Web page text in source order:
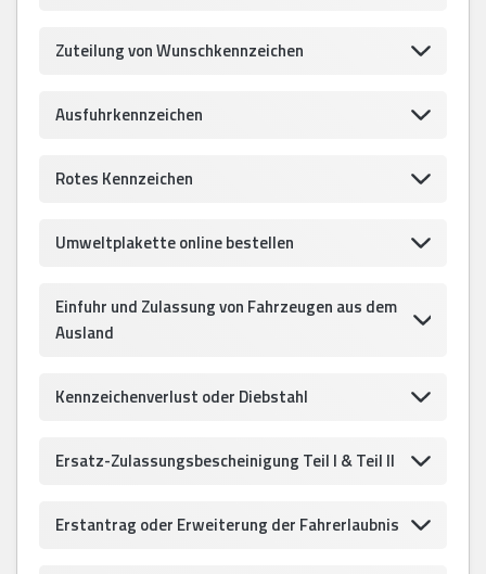
Zuteilung von Wunschkennzeichen
Ausfuhrkennzeichen
Rotes Kennzeichen
Umweltplakette online bestellen
Einfuhr und Zulassung von Fahrzeugen aus dem
Ausland
Kennzeichenverlust oder Diebstahl
Ersatz-Zulassungsbescheinigung Teil I & Teil II
Erstantrag oder Erweiterung der Fahrerlaubnis